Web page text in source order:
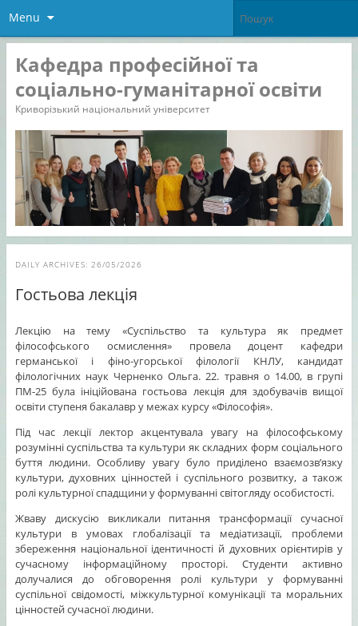
Menu
Кафедра професійної та
соціально-гуманітарної освіти
Криворізький національний університет
DAILY ARCHIVES: 26/05/2026
Гостьова лекція
Лекцію на тему «Суспільство та культура як предмет
філософського осмислення» провела доцент кафедри
германської і фіно-угорської філології КНЛУ, кандидат
філологічних наук Черненко Ольга. 22. травня о 14.00, в групі
ПМ-25 була ініційована гостьова лекція для здобувачів вищої
освіти ступеня бакалавр у межах курсу «Філософія».
Під час лекції лектор акцентувала увагу на філософському
розумінні суспільства та культури як складних форм соціального
буття людини. Особливу увагу було приділено взаємозв’язку
культури, духовних цінностей і суспільного розвитку, а також
ролі культурної спадщини у формуванні світогляду особистості.
Жваву дискусію викликали питання трансформації сучасної
культури в умовах глобалізації та медіатизації, проблеми
збереження національної ідентичності й духовних орієнтирів у
сучасному інформаційному просторі. Студенти активно
долучалися до обговорення ролі культури у формуванні
суспільної свідомості, міжкультурної комунікації та моральних
цінностей сучасної людини.